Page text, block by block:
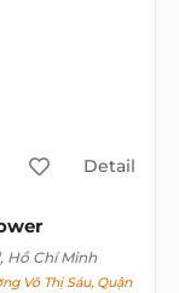
Detail
Hồ Chí Minh
Võ Thị Sáu, Quận